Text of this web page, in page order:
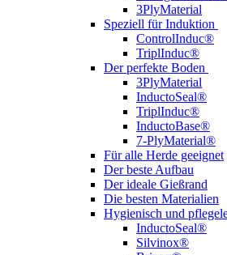
3PlyMaterial
Speziell für Induktion
ControlInduc®
TriplInduc®
Der perfekte Boden
3PlyMaterial
InductoSeal®
TriplInduc®
InductoBase®
7-PlyMaterial®
Für alle Herde geeignet
Der beste Aufbau
Der ideale Gießrand
Die besten Materialien
Hygienisch und
InductoSeal®
Silvinox®